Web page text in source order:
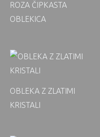
ROZA ČIPKASTA
OBLEKICA
OBLEKA Z ZLATIMI
KRISTALI